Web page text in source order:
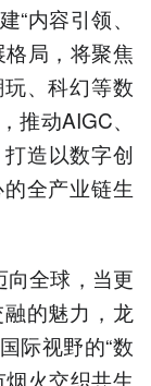
内容引领、
局，将聚焦
、科幻等数
推动AIGC、
造以数字创
全产业链生
向全球，当更
的魅力，龙
际视野的“数
火交织共生